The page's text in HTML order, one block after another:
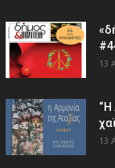
13
“Η
13